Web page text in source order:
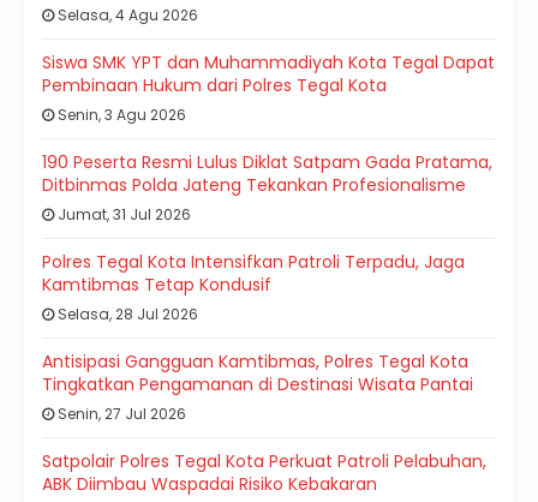
Selasa, 4 Agu 2026
Siswa SMK YPT dan Muhammadiyah Kota Tegal Dapat
Pembinaan Hukum dari Polres Tegal Kota
Senin, 3 Agu 2026
190 Peserta Resmi Lulus Diklat Satpam Gada Pratama,
Ditbinmas Polda Jateng Tekankan Profesionalisme
Jumat, 31 Jul 2026
Polres Tegal Kota Intensifkan Patroli Terpadu, Jaga
Kamtibmas Tetap Kondusif
Selasa, 28 Jul 2026
Antisipasi Gangguan Kamtibmas, Polres Tegal Kota
Tingkatkan Pengamanan di Destinasi Wisata Pantai
Senin, 27 Jul 2026
Satpolair Polres Tegal Kota Perkuat Patroli Pelabuhan,
ABK Diimbau Waspadai Risiko Kebakaran